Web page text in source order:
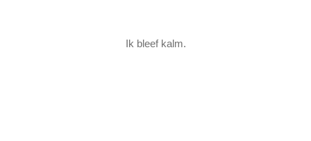
Ik bleef kalm.